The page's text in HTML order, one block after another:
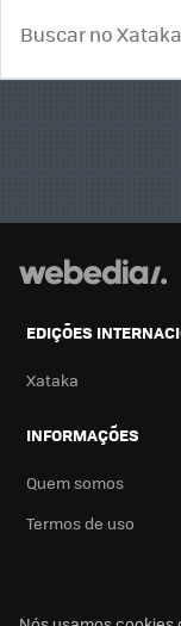
EDIÇÕES
Xataka
INFORMAÇÕES
Quem somos
Termos de uso